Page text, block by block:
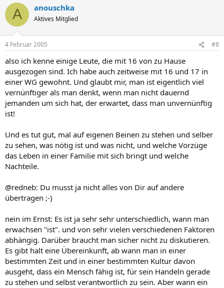
A anouschka
Aktives Mitglied
4 Februar 2005 #8
also ich kenne einige Leute, die mit 16 von zu Hause
ausgezogen sind. Ich habe auch zeitweise mit 16 und 17 in
einer WG gewohnt. Und glaubt mir, man ist eigentlich viel
vernünftiger als man denkt, wenn man nicht dauernd
jemanden um sich hat, der erwartet, dass man unvernünftig
ist!
Und es tut gut, mal auf eigenen Beinen zu stehen und selber
zu sehen, was nötig ist und was nicht, und welche Vorzüge
das Leben in einer Familie mit sich bringt und welche
Nachteile.
@redneb: Du musst ja nicht alles von Dir auf andere
übertragen ;-)
nein im Ernst: Es ist ja sehr sehr unterschiedlich, wann man
erwachsen "ist". und von sehr vielen verschiedenen Faktoren
abhängig. Darüber braucht man sicher nicht zu diskutieren.
Es gibt halt eine Übereinkunft, ab wann man in einer
bestimmten Zeit und in einer bestimmten Kultur davon
ausgeht, dass ein Mensch fähig ist, für sein Handeln gerade
zu stehen und selbst verantwortlich zu sein. Aber wann ein